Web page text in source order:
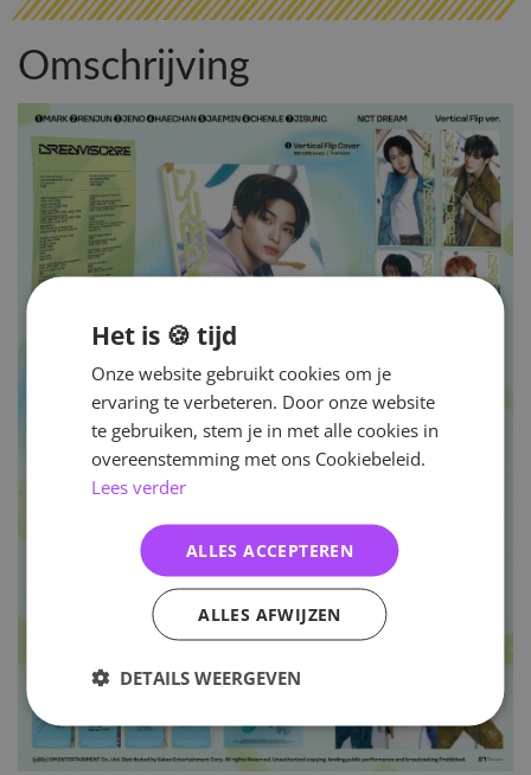
Omschrijving
Het is 🍪 tijd
Onze website gebruikt cookies om je
ervaring te verbeteren. Door onze website
te gebruiken, stem je in met alle cookies in
overeenstemming met ons Cookiebeleid.
Lees verder
ALLES ACCEPTEREN
ALLES AFWIJZEN
DETAILS WEERGEVEN